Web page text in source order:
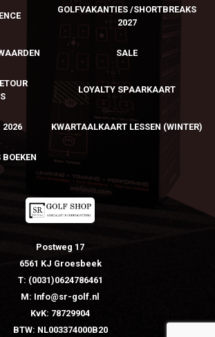
GOLFVAKANTIES /SHORTBREAKS
2027
SALE
LOYALTY SPAARKAART
2026 KWARTAALKAART LESSEN (WINTER)
Postweg 17
6561 KJ Groesbeek
T: (0031)0624786461
M: Info@sr-golf.nl
KvK: 78729904
BTW: NL003374000B20